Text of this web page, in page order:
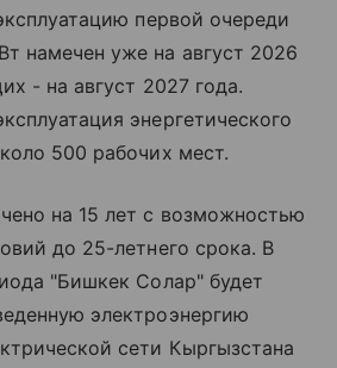
первой очереди
намечен уже на август 2026
- на август 2027 года.
энергетического
500 рабочих мест.
на 15 лет с возможностью
до 25-летнего срока. В
"Бишкек Солар" будет
электроэнергию
сети Кыргызстана